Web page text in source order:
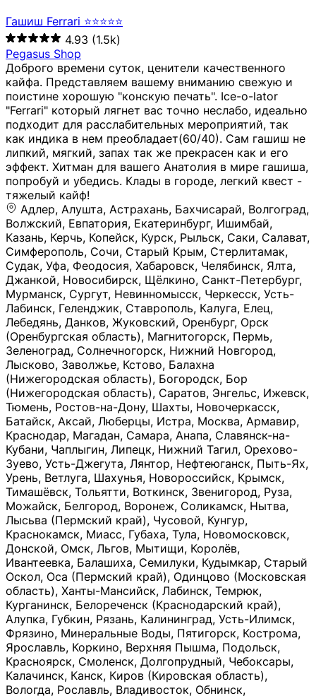
Гашиш Ferrari ⭐⭐⭐⭐⭐
4.93 (1.5k)
Pegasus Shop
Доброго времени суток, ценители качественного
кайфа. Представляем вашему вниманию свежую и
поистине хорошую "конскую печать". Ice-o-lator
"Ferrari" который лягнет вас точно неслабо, идеально
подходит для расслабительных мероприятий, так
как индика в нем преобладает(60/40). Сам гашиш не
липкий, мягкий, запах так же прекрасен как и его
эффект. Хитман для вашего Анатолия в мире гашиша,
попробуй и убедись. Клады в городе, легкий квест -
тяжелый кайф!
Адлер, Алушта, Астрахань, Бахчисарай, Волгоград, Волжский, Евпатория, Екатеринбург, Ишимбай, Казань, Керчь, Копейск, Курск, Рыльск, Саки, Салават, Симферополь, Сочи, Старый Крым, Стерлитамак, Судак, Уфа, Феодосия, Хабаровск, Челябинск, Ялта, Джанкой, Новосибирск, Щёлкино, Санкт-Петербург, Мурманск, Сургут, Невинномысск, Черкесск, Усть-Лабинск, Геленджик, Ставрополь, Калуга, Елец, Лебедянь, Данков, Жуковский, Оренбург, Орск (Оренбургская область), Магнитогорск, Пермь, Зеленоград, Солнечногорск, Нижний Новгород, Лысково, Заволжье, Кстово, Балахна (Нижегородская область), Богородск, Бор (Нижегородская область), Саратов, Энгельс, Ижевск, Тюмень, Ростов-на-Дону, Шахты, Новочеркасск, Батайск, Аксай, Люберцы, Истра, Москва, Армавир, Краснодар, Магадан, Самара, Анапа, Славянск-на-Кубани, Чаплыгин, Липецк, Нижний Тагил, Орехово-Зуево, Усть-Джегута, Лянтор, Нефтеюганск, Пыть-Ях, Урень, Ветлуга, Шахунья, Новороссийск, Крымск, Тимашёвск, Тольятти, Воткинск, Звенигород, Руза, Можайск, Белгород, Воронеж, Соликамск, Нытва, Лысьва (Пермский край), Чусовой, Кунгур, Краснокамск, Миасс, Губаха, Тула, Новомосковск, Донской, Омск, Льгов, Мытищи, Королёв, Ивантеевка, Балашиха, Семилуки, Кудымкар, Старый Оскол, Оса (Пермский край), Одинцово (Московская область), Ханты-Мансийск, Лабинск, Темрюк, Курганинск, Белореченск (Краснодарский край), Алупкa, Губкин, Рязань, Калининград, Усть-Илимск, Фрязино, Минеральные Воды, Пятигорск, Кострома, Ярославль, Коркино, Верхняя Пышма, Подольск, Красноярск, Смоленск, Долгопрудный, Чебоксары, Калачинск, Канск, Киров (Кировская область), Вологда, Рославль, Владивосток, Обнинск, Балабаново (Калужская область), Малоярославец, Брянск, Видное, Ярцево, Вязьма, Гагарин, Приволжск, Фурманов, Чайковский, Кинешма, Горячий Ключ, Улан-Удэ, Туймазы, Дюртюли, Альметьевск, Нефтекамск, Хадыженск, Апшеронск, Майкоп, Уссурийск, Ульяновск, Гатчина, Луга (Ленинградская область), Надым, Ногинск, Электросталь, Железнодорожный (Московская область), Бутурлиновка, Кириллов, Краснознаменск (Калиниградская область), Мышкин, Томмот, Холм, Абакан, Абдулино, Агидель, Агрыз, Адыгейск, Азнакаево, Алатырь, Алдан, Алейск, Александров, Александровск, Алексеевка (Белгородская обл.), Алексин, Амурск, Анадырь, Ангарск, Андреаполь, Анжеро-Судженск, Анива, Апатиты, Арамиль, Ардон, Арзамас, Аркадак, Арсеньев, Артём, Артёмовский, Архангельск, Асбест, Асино, Аткарск, Ахтубинск, Аша, Бабаево (Вологодская область), Бавлы (Республика Татарстан), Байкальск, Бакал, Баксан, Балаклава, Балаково (Саратовская область), Балашов (Саратовская область), Балтийск, Барабинск, Барнаул, Барыш (Ульяновская область), Бежецк, Белая Калитва (Ростовская область), Белебей, Белогорск (Крым), Белозерск, Белокуриха, Беломорск, Белоозёрский (Московская область), Белорецк (Республика Башкортостан), Кызыл, Белоярский (Ханты-Мансийский АО), Бердск, Березники (Пермский край), Берёзовский (Кемеровская область), Берёзовский (Свердловская область), Беслан, Бийск, Бикин, Билибино, Биробиджан, Благовещенск (Амурская область), Благовещенск (Башкортостан), Бобров, Богородицк, Боготол, Богучар, Бокситогорск (Ленинградская область), Бологое (Тверская область), Болхов, Большой Камень (Приморский край), Борисоглебск (Воронежская область), Боровичи (Новгородская область), Боровск, Бородино, Братск, Бронницы (Московская область), Бугульма (Республика Татарстан), Бугуруслан (Оренбургская область), Буинск, Буй, Буйнакск, Валдай, Валуйки, Велиж, Великие Луки, Великий Новгород, Великий Устюг, Вельск, Венёв, Верещагино, Верхнеуральск, Верхний Уфалей, Верхняя Салда, Верхняя Тура, Весьегонск, Вилючинск, Вихоревка, Вичуга, Владикавказ, Волгодонск, Волгореченск, Володарск, Волосово, Волчанск, Вольск, Воркута, Ворсма, Всеволожск (Ленинградская область), Вуктыл, Выкса, Высоковск, Высоцк, Вытегра, Вышний Волочёк, Вяземский, Вязники, Вятские Поляны, Нея, Шилка, Гаврилов Посад, Гаврилов-Ям, Гай, Галич, Гдов, Голицыно, Горно-Алтайск, Горнозаводск, Горняк, Городец, Гороховец, Гремячинск, Грозный, Грязи, Грязовец, Губкинский, Гуково, Гулькевичи, Гурьевск (Калининградская область), Гурьевск (Кемеровская область), Гусев, Гусь-Хрустальный, Давлеканово, Далматово, Дальнегорск, Дегтярск, Дедовск, Демидов, Дербент, Десногорск, Дзержинск, Дзержинский (Московская область), Дивногорск, Димитровград, Дмитровск, Дно, Добрянка, Долинск, Домодедово, Донецк (ДНР), Дорогобуж, Дрезна, Дубна, Дудинка, Духовщина, Дятьково, Егорьевск, Елабуга, Елизово, Ельня (Будет изменено название), Емва, Енисейск, Ермолино, Ершов, Ессентуки, Ефремов, Железноводск, Железногорск (Красноярский край), Железногорск (Курская область), Железногорск-Илимский, Жигулёвск, Жиздра, Жирновск, Жуков, Жуковка, Заводоуковск, Заволжск, Задонск, Заинск, Заозёрный, Заозёрск, Западная Двина, Заполярный, Зарайск, Заречный (Пензенская область), Заречный (Свердловская область), Заринск, Звенигово, Зверево, Зеленогорск ( Ленинградская обл. ), Зеленоградск, Зеленодольск, Зеленокумск, Зерноград, Зима, Змеиногорск, Зубцов, Ивангород, Иваново, Ивдель, Избербаш, Изобильный, Иланский, Инза, Инкерман, Инта, Ипатово, Искитим, Йошкар-Ола, Кадников, Калач, Калач-на-Дону, Калининск, Калтан, Калязин, Камбарка, Каменка (Пензенская область), Каменногорск (Ленинградская область), Каменск-Уральский, Каменск-Шахтинский, Камень-на-Оби, Камешково, Камышин, Канаш, Кандалакша, Карабаново, Карабаш, Карачаевск, Каргат, Каргополь, Карпинск, Карталы, Касимов, Касли, Каспийск, Катав-Ивановск, Катайск, Качканар, Кашин, Кашира, Кемерово, Кемь, Кизел, Кизилюрт, Кизляр, Кимовск, Кимры, Кингисепп, Кинель, Киреевск, Киренск, Киржач, Кириши, Кирово-Чепецк, Кировск (Ленинградская область), Кировск (Мурманская область), Кирсанов, Киселёвск, Кисловодск, Климовск, Клинцы, Княгинино, Ковдор, Ковров, Когалым, Козельск, Козьмодемьянск, Кола, Кологрив, Колпашево, Колпино, Кольчугино, Комсомольск, Комсомольск-на-Амуре, Конаково, Кондопога, Кондрово, Константиновск, Кораблино, Кореновск, Корсаков, Коряжма, Костерёво, Костомукша, Котельники, Котельниково, Котельнич, Котлас, Котовск, Кохма, Красноармейск (Московская область), Краснозаводск, Краснознаменск (Московская область), Краснокаменск, Краснослободск (Волгоградская область), Краснотурьинск, Красноуральск, Красный Сулин, Кремёнки, Кропоткин, Кубинка, Кувшиново (Тверская область), Кудрово, Кулебаки, Кумертау, Курлово, Куровское, Куртамыш, Курчатов, Куса, Кушва, Кыштым, Лабытнанги, Лагань, Лаишево (Республика Татарстан), Лакинск, Лангепас, Лахденпохья, Ленинск-Кузнецкий, Ленск (Республика Саха), Лермонтов (Ставропольский край), Лесозаводск (Приморский край), Лесосибирск, Ливны (Орловская область), Ликино-Дулёво, Липки (Тульская область), Лиски (Воронежская область), Лихославль, Лодейное Поле, Ломоносов (Санкт-Петербург), Лосино-Петровский, Лукоянов, Луховицы, Лыткарино, Любань (Ленинградская область), Любим, Людиново, Магас, Майский, Макаров, Малая Вишера, Малгобек, Мамадыш, Мамоново, Мантурово, Маркс, Махачкала, Мглин, Мегион, Медвежьегорск, Медногорск, Медынь, Меленки, Мелеуз, Менделеевск, Мещовск, Микунь, Миллерово, Минусинск, Миньяр, Мирный (Архангельская область), Мирный (Якутия), Михайловка (Город), Михайловск (Свердловская область), Михайловск (Ставропольский край), Могоча, Можга, Моздок, Мончегорск, Морозовск, Моршанск, Мосальск, Муравленко, Мурино, Муром, Мценск, Мыски, Набережные Челны, Навашино (Нижегородская область), Назарово (Красноярский край), Назрань, Нальчик, Наро-Фоминск, Нарткала, Нарьян-Мар, Находка, Невель (Псковская область), Невельск, Невьянск, Нелидово (Тверская область), Неман, Нерехта (Костромская область), Нерюнгри, Нестеров, Нефтегорск (Самарская область), Нефтекумск, Нижневартовск, Нижнекамск (Республика Татарстан), Нижнеудинск, Нижние Серги, Нижний Ломов, Нижняя Тура, Николаевск-на-Амуре, Никольск (Вологодская область), Никольск (Пензенская область), Новая Ладога, Новая Ляля, Новоалександровск, Новоалтайск, Нововоронеж, Новодвинск, Новозыбков, Новокубанск, Новокуйбышевск, Новомичуринск, Новопавловск, Новоржев, Новосокольники, Новотроицк, Новоульяновск, Новоуральск, Новохопёрск, Новочебоксарск, Новошахтинск, Новый Оскол, Новый Уренгой, Норильск, Нурлат, Нягань, Нязепетровск, Няндома, Облучье, Обоянь, Озёрск (Калининградская область), Озёрск (Челябинская область), Озёры, Октябрьск (Самарская область), Октябрьский (Башкортостан), Окуловка (Новгородская область), Оленегорск, Олонец, Онега, Опочка, Осинники, Осташков, Остров, Острогожск, Отрадный, Оха, Павлово, Павловск (Воронежская область), Павловск (Санкт-Петербург), Павловский Посад, Партизанск, Певек, Пенза, Первоуральск, Перевоз, Пересвет, Переславль-Залесский, Пестово (Новгородская область), Петрозаводск, Петропавловск-Камчатский, Печоры, Пикалёво, Пионерский, Питкяранта, Плавск, Плёс, Подпорожье, Покачи, Покров, Покровск, Полесск, Полысаево, Полярные Зори, Полярный, Поронайск, Порхов, Похвистнево, Почеп, Починок, Пошехонье, Правдинск, Приморск (Калининградская область), Приморско-Ахтарск, Приозерск, Прокопьевск, Протвино, Прохладный, Пугачёв, Пудож, Пустошка, Пушкино, Пущино, Пыталово, Радужный (Владимирская область), Радужный (Ханты-Мансийский АО), Райчихинск, Раменское, Рассказово, Ревда, Реж, Реутов, Родники, Россошь, Ростов (Ярославская обл.), Рошаль, Ртищево, Рубцовск, Рузаевка, Рыбинск, Рыбное, Ряжск, Салехард, Сальск, Саранск, Сарапул, Саров, Сасово, Сатка, Сафоново, Саяногорск, Саянск, Светлогорск, Светлоград, Светлый, Светогорск (Ленинградская область), Свободный, Себеж, Северобайкальск, Северодвинск, Североуральск, Сегежа, Семикаракорск, Сенгилей, Серафимович, Сергач, Сергиев Посад, Сердобск, Сертолово (Ленинградская область), Сестрорецк (Ленинградская область), Сибай, Скопин, Славгород, Сланцы, Слободской, Слюдянка, Собинка, Советск (Кировская область), Советск (Калининградская область), Советск (Тульская область), Советская Гавань, Советский (Ханты-Мансийский АО), Сокол (Вологодская область), Солигалич, Соль-Илецк, Сольцы, Сортавала, Сосенский, Сосновоборск, Сосновый Бор (Ленинградская область), Сосногорск, Спас-Клепики, Спасск-Рязанский, С